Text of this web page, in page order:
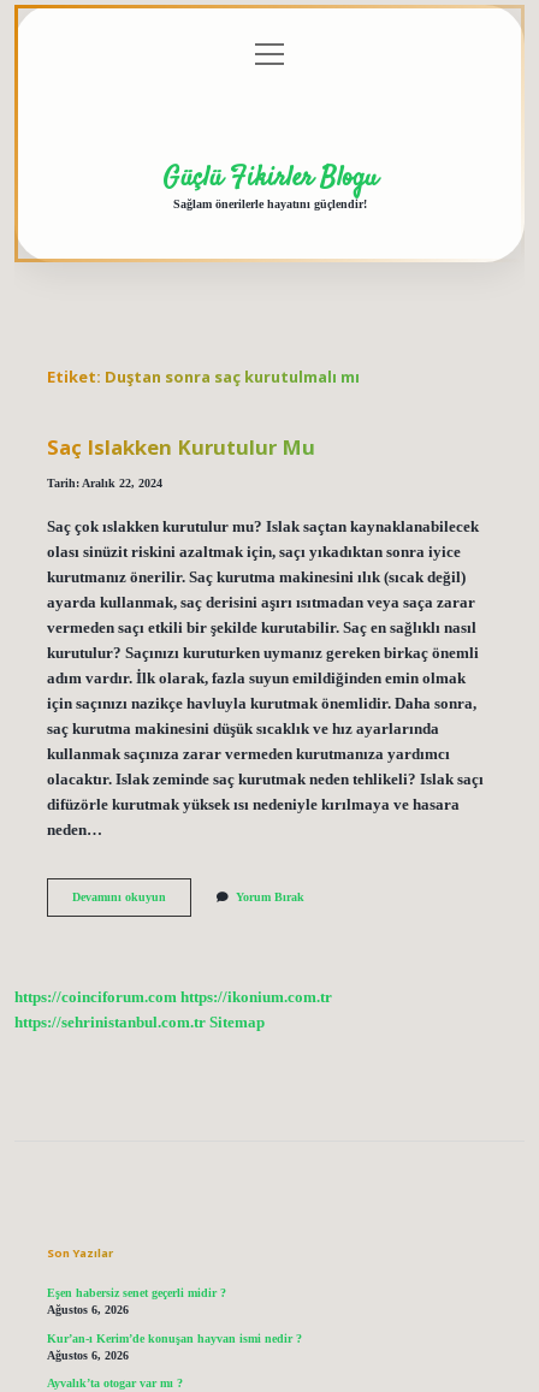
menüyü
aç
Güçlü Fikirler Blogu
Sağlam önerilerle hayatını güçlendir!
Etiket: Duştan sonra saç kurutulmalı mı
Saç Islakken Kurutulur Mu
Tarih: Aralık 22, 2024
Saç çok ıslakken kurutulur mu? Islak saçtan kaynaklanabilecek
olası sinüzit riskini azaltmak için, saçı yıkadıktan sonra iyice
kurutmanız önerilir. Saç kurutma makinesini ılık (sıcak değil)
ayarda kullanmak, saç derisini aşırı ısıtmadan veya saça zarar
vermeden saçı etkili bir şekilde kurutabilir. Saç en sağlıklı nasıl
kurutulur? Saçınızı kuruturken uymanız gereken birkaç önemli
adım vardır. İlk olarak, fazla suyun emildiğinden emin olmak
için saçınızı nazikçe havluyla kurutmak önemlidir. Daha sonra,
saç kurutma makinesini düşük sıcaklık ve hız ayarlarında
kullanmak saçınıza zarar vermeden kurutmanıza yardımcı
olacaktır. Islak zeminde saç kurutmak neden tehlikeli? Islak saçı
difüzörle kurutmak yüksek ısı nedeniyle kırılmaya ve hasara
neden…
Devamını okuyunSaç
Yorum Bırak
https://coinciforum.com https://ikonium.com.tr
https://sehrinistanbul.com.tr Sitemap
Son Yazılar
Eşen habersiz senet geçerli midir ?
Ağustos 6, 2026
Kur’an-ı Kerim’de konuşan hayvan ismi nedir ?
Ağustos 6, 2026
Ayvalık’ta otogar var mı ?